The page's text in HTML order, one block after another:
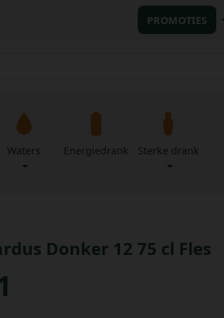
PROMOTIES
Waters Energiedrank Sterke drank
Donker 12 75 cl Fles